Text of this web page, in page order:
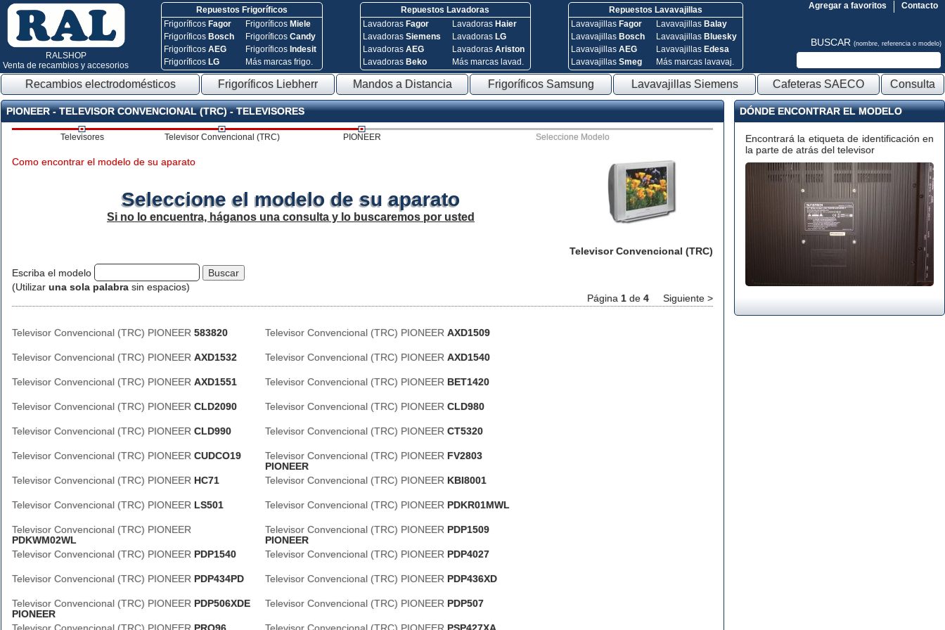
RALSHOP
Venta de recambios y accesorios
Repuestos Frigoríficos
Frigoríficos Fagor
Frigoríficos Bosch
FrigoríficosAEG
Frigoríficos LG
Frigoríficos Miele
FrigoríficosCandy
Frigoríficos Indesit
Más marcas frigo.
Repuestos Lavadoras
Lavadoras Fagor
Lavadoras Siemens
Lavadoras AEG
Lavadoras Beko
Lavadoras Haier
Lavadoras LG
Lavadoras Ariston
Más marcas lavad.
Repuestos Lavavajillas
Lavavajillas Fagor
Lavavajillas Bosch
Lavavajillas AEG
Lavavajillas Smeg
Lavavajillas Balay
Lavavajillas Bluesky
Lavavajillas Edesa
Más marcas lavavaj.
Contacto
Agregar a favoritos
BUSCAR (nombre, referencia o modelo)
Recambios electrodomésticos Frigoríficos Liebherr Mandos a Distancia Frigoríficos Samsung Lavavajillas Siemens Cafeteras SAECO Consulta
PIONEER - TELEVISOR CONVENCIONAL (TRC) - TELEVISORES
Televisores Televisor Convencional (TRC) PIONEER Seleccione Modelo
Televisor Convencional (TRC)
Como encontrar el modelo de su aparato
Seleccione el modelo de su aparato
Si no lo encuentra, háganos una consulta y lo buscaremos por usted
Escriba el modelo
(Utilizar una sola palabra sin espacios)
Página 1 de 4 Siguiente >
Televisor Convencional (TRC) PIONEER 583820 Televisor Convencional (TRC) PIONEER AXD1509
Televisor Convencional (TRC) PIONEER AXD1532 Televisor Convencional (TRC) PIONEER AXD1540
Televisor Convencional (TRC) PIONEER AXD1551 Televisor Convencional (TRC) PIONEER BET1420
Televisor Convencional (TRC) PIONEER CLD2090 Televisor Convencional (TRC) PIONEER CLD980
Televisor Convencional (TRC) PIONEER CLD990 Televisor Convencional (TRC) PIONEER CT5320
Televisor Convencional (TRC) PIONEER CUDCO19 Televisor Convencional (TRC) PIONEER FV2803
PIONEER
Televisor Convencional (TRC) PIONEER HC71 Televisor Convencional (TRC) PIONEER KBI8001
Televisor Convencional (TRC) PIONEER LS501 Televisor Convencional (TRC) PIONEER PDKR01MWL
Televisor Convencional (TRC) PIONEER
PDKWM02WL
Televisor Convencional (TRC) PIONEER PDP1509
PIONEER
Televisor Convencional (TRC) PIONEER PDP1540 Televisor Convencional (TRC) PIONEER PDP4027
Televisor Convencional (TRC) PIONEER PDP434PD Televisor Convencional (TRC) PIONEER PDP436XD
Televisor Convencional (TRC) PIONEER PDP506XDE
PIONEER
Televisor Convencional (TRC) PIONEER PDP507
DÓNDE ENCONTRAR EL MODELO
Encontrará la etiqueta de identificación en
la parte de atrás del televisor